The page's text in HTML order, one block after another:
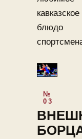
кавказское
блюдо